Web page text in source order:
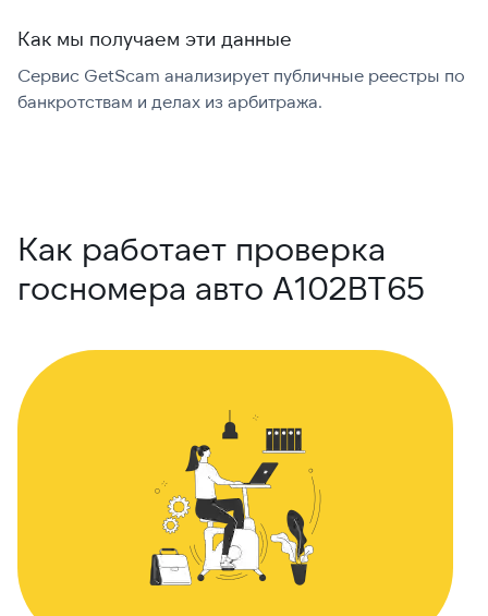
Как мы получаем эти данные
Сервис GetScam анализирует публичные реестры по
банкротствам и делах из арбитража.
Как работает проверка
госномера авто А102ВТ65